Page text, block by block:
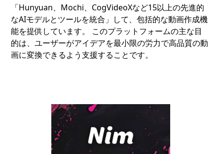
「Hunyuan、Mochi、CogVideoXなど15以上の先進的
なAIモデルとツールを統合」して、包括的な動画作成機
能を提供しています。 このプラットフォームの主な目
的は、ユーザーがアイデアを最小限の労力で高品質の動
画に変換できるよう支援することです。